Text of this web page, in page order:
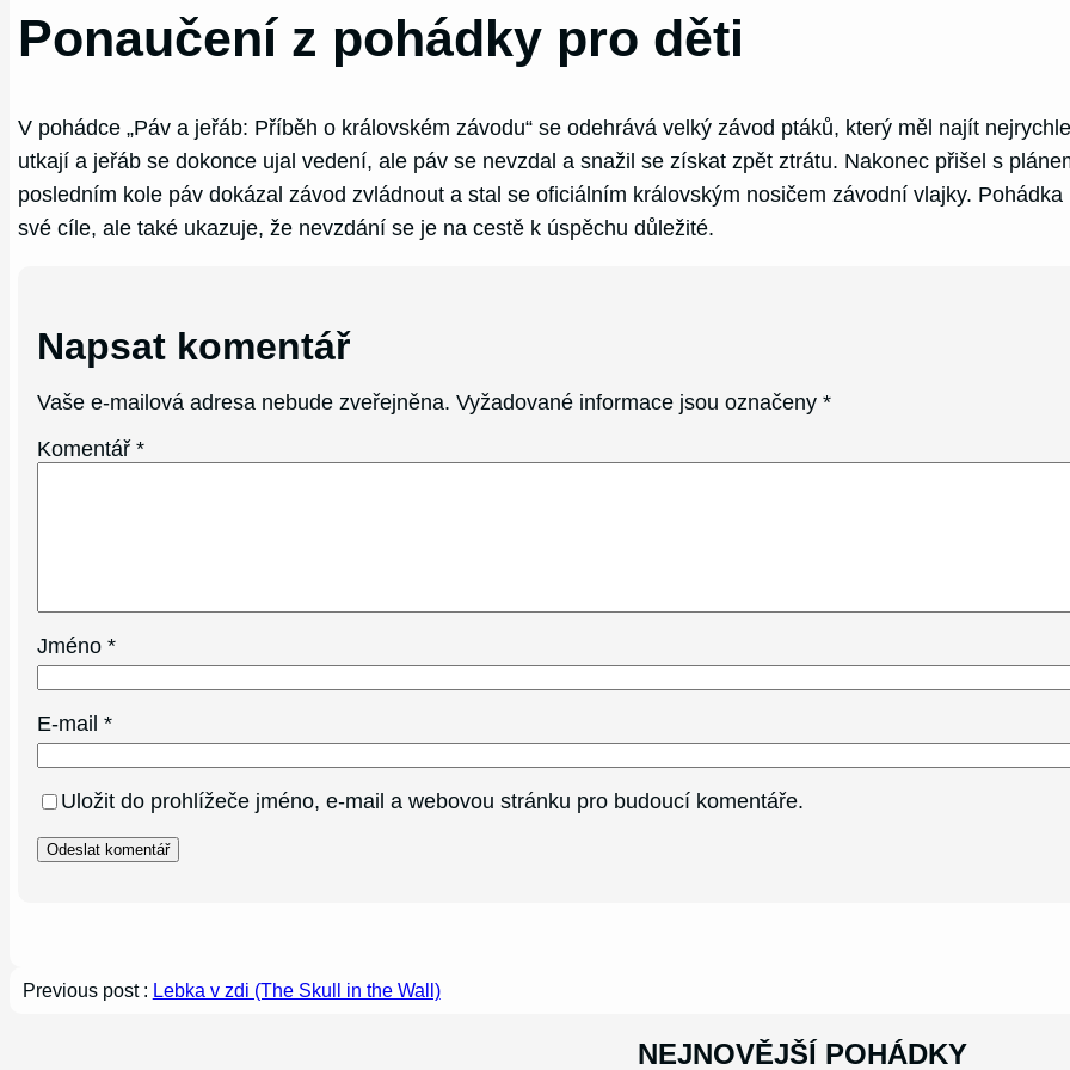
Ponaučení z pohádky pro děti
V pohádce „Páv a jeřáb: Příběh o královském závodu“ se odehrává velký závod ptáků, který měl najít
utkají a jeřáb se dokonce ujal vedení, ale páv se nevzdal a snažil se získat zpět ztrátu. Nakonec přišel s
posledním kole páv dokázal závod zvládnout a stal se oficiálním královským nosičem závodní vlajky.
své cíle, ale také ukazuje, že nevzdání se je na cestě k úspěchu důležité.
Napsat komentář
Vaše e-mailová adresa nebude zveřejněna. Vyžadované informace jsou označeny*
Komentář*
Jméno*
E-mail*
Uložit do prohlížeče jméno, e-mail a webovou stránku pro budoucí komentáře.
Previous post : Lebka v zdi (The Skull in the Wall)
NEJNOVĚJŠÍ POHÁDKY